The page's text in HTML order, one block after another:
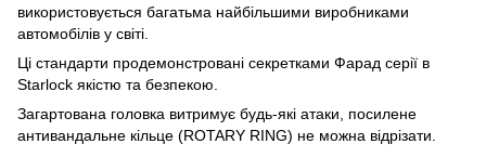
використовується багатьма найбільшими виробниками
автомобілів у світі.
Ці стандарти продемонстровані секретками Фарад серії в
Starlock якістю та безпекою.
Загартована головка витримує будь-які атаки, посилене
антивандальне кільце (ROTARY RING) не можна відрізати.